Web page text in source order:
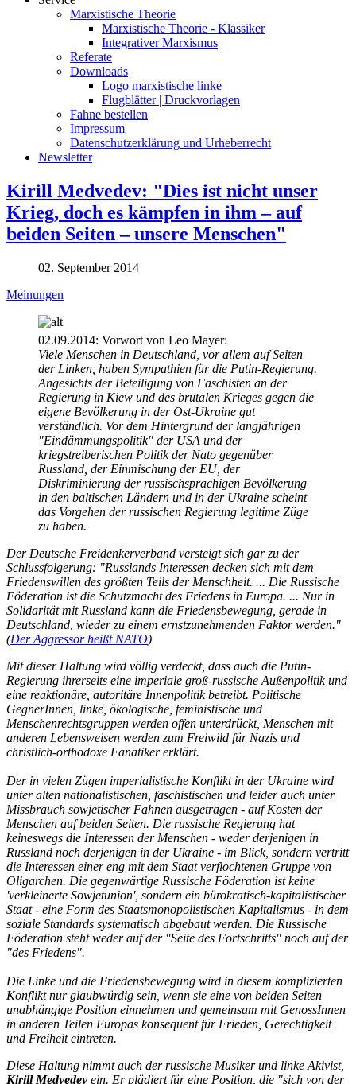
Marxistische Theorie
Marxistische Theorie - Klassiker
Integrativer Marxismus
Referate
Downloads
Logo marxistische linke
Flugblätter | Druckvorlagen
Fahne bestellen
Impressum
Datenschutzerklärung und Urheberrecht
Newsletter
Kirill Medvedev: "Dies ist nicht unser
Krieg, doch es kämpfen in ihm – auf
beiden Seiten – unsere Menschen"
02. September 2014
Meinungen
02.09.2014: Vorwort von Leo Mayer:
Viele Menschen in Deutschland, vor allem auf Seiten
der Linken, haben Sympathien für die Putin-Regierung.
Angesichts der Beteiligung von Faschisten an der
Regierung in Kiew und des brutalen Krieges gegen die
eigene Bevölkerung in der Ost-Ukraine gut
verständlich. Vor dem Hintergrund der langjährigen
"Eindämmungspolitik" der USA und der
kriegstreiberischen Politik der Nato gegenüber
Russland, der Einmischung der EU, der
Diskriminierung der russischsprachigen Bevölkerung
in den baltischen Ländern und in der Ukraine scheint
das Vorgehen der russischen Regierung legitime Züge
zu haben.
Der Deutsche Freidenkerverband versteigt sich gar zu der
Schlussfolgerung: "Russlands Interessen decken sich mit dem
Friedenswillen des größten Teils der Menschheit. ... Die Russische
Föderation ist die Schutzmacht des Friedens in Europa. ... Nur in
Solidarität mit Russland kann die Friedensbewegung, gerade in
Deutschland, wieder zu einem ernstzunehmenden Faktor werden."
(Der Aggressor heißt NATO)
Mit dieser Haltung wird völlig verdeckt, dass auch die Putin-
Regierung ihrerseits eine imperiale groß-russische Außenpolitik und
eine reaktionäre, autoritäre Innenpolitik betreibt. Politische
GegnerInnen, linke, ökologische, feministische und
Menschenrechtsgruppen werden offen unterdrückt, Menschen mit
anderen Lebensweisen werden zum Freiwild für Nazis und
christlich-orthodoxe Fanatiker erklärt.
Der in vielen Zügen imperialistische Konflikt in der Ukraine wird
unter alten nationalistischen, faschistischen und leider auch unter
Missbrauch sowjetischer Fahnen ausgetragen - auf Kosten der
Menschen auf beiden Seiten. Die russische Regierung hat
keineswegs die Interessen der Menschen - weder derjenigen in
Russland noch derjenigen in der Ukraine - im Blick, sondern vertritt
die Interessen einer eng mit dem Staat verflochtenen Gruppe von
Oligarchen. Die gegenwärtige Russische Föderation ist keine
'verkleinerte Sowjetunion', sondern ein bürokratisch-kapitalistischer
Staat - eine Form des Staatsmonopolistischen Kapitalismus - in dem
soziale Standards systematisch abgebaut werden. Die Russische
Föderation steht weder auf der "Seite des Fortschritts" noch auf der
"des Friedens".
Die Linke und die Friedensbewegung wird in diesem komplizierten
Konflikt nur glaubwürdig sein, wenn sie eine von beiden Seiten
unabhängige Position einnehmen und gemeinsam mit GenossInnen
in anderen Teilen Europas konsequent für Frieden, Gerechtigkeit
und Freiheit eintreten.
Diese Haltung nimmt auch der russische Musiker und linke Akivist,
Kirill Medvedevein. Er plädiert für eine Position, die "sich von der